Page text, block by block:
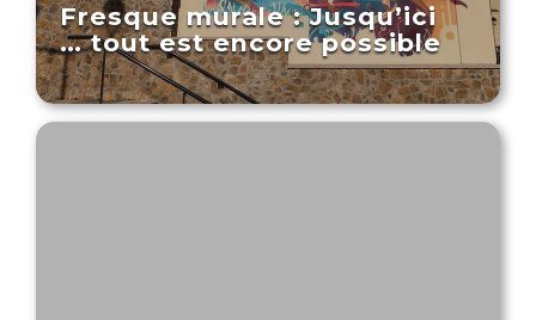
Fresque murale : Jusqu’ici
… tout est encore possible